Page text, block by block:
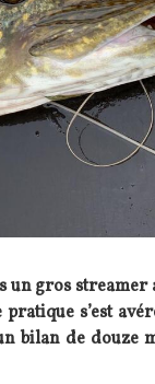
gros streamer
pratique s’est
bilan de douze